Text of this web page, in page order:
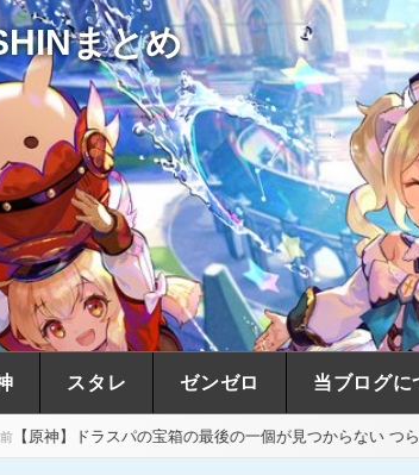
まとめ
スタレ ゼンゼロ 当ブログに
宝箱の最後の一個が見つからない つらい23時間前【原神】